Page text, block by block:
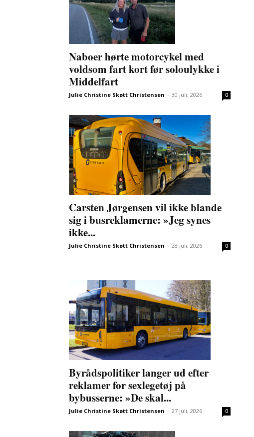
Naboer hørte motorcykel med
voldsom fart kort før soloulykke i
Middelfart
Julie Christine Skøtt Christensen - 30 juli, 2026 0
Carsten Jørgensen vil ikke blande
sig i busreklamerne: »Jeg synes
ikke...
Julie Christine Skøtt Christensen - 28 juli, 2026 0
Byrådspolitiker langer ud efter
reklamer for sexlegetøj på
bybusserne: »De skal...
Julie Christine Skøtt Christensen - 27 juli, 2026 0